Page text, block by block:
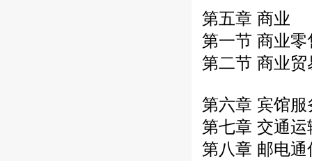
第五章 商业
第一节 商业零
第二节 商业贸
第六章 宾馆服
第七章 交通运
第八章 邮电通